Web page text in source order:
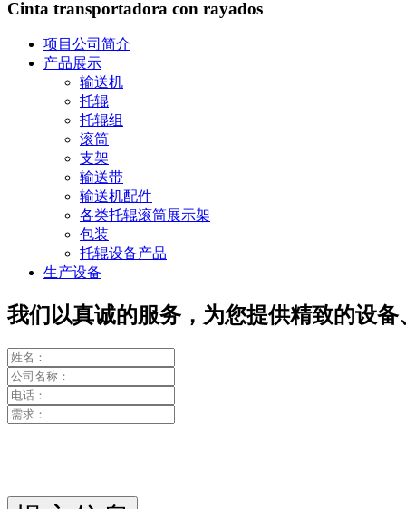
Cinta transportadora con rayados
项目公司简介
产品展示
输送机
托辊
托辊组
滚筒
支架
输送带
输送机配件
各类托辊滚筒展示架
包装
托辊设备产品
生产设备
我们以真诚的服务，为您提供精致的设